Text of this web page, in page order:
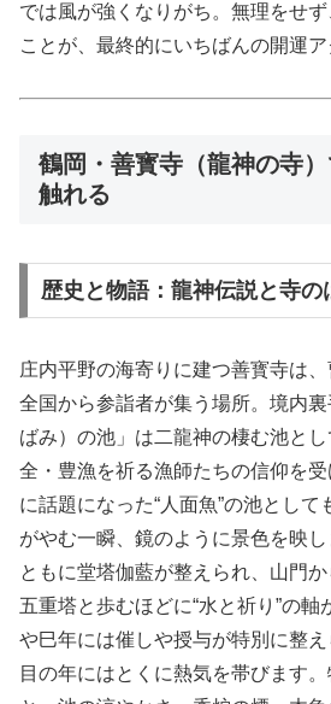
では風が強くなりがち。無理をせず
ことが、最終的にいちばんの開運ア
鶴岡・善寳寺（龍神の寺
触れる
歴史と物語：龍神伝説と寺の
庄内平野の海寄りに建つ善寳寺は
全国から参詣者が集う場所。境内
ばみ）の池」は二龍神の棲む池と
全・豊漁を祈る漁師たちの信仰を
に話題になった“人面魚”の池とし
がやむ一瞬、鏡のように景色を映
ともに堂塔伽藍が整えられ、山門か
五重塔と歩むほどに“水と祈り”の
や巳年には催しや授与が特別に整
目の年にはとくに熱気を帯びます